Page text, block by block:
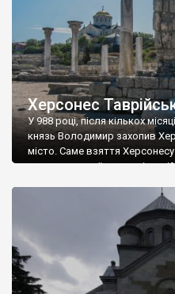
Херсонес
У 988 році, після кількох
князь Володимир захопив
місто. Саме взяття
диктувати свої умови
Херсонесі Володимир-
А потім було Хрещення Русі.